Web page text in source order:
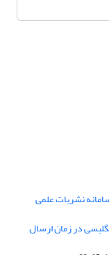
نشریات علمی
در زمان ارسال